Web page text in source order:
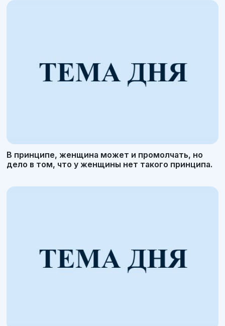
В принципе, женщина может и промолчать, но
дело в том, что у женщины нет такого принципа.